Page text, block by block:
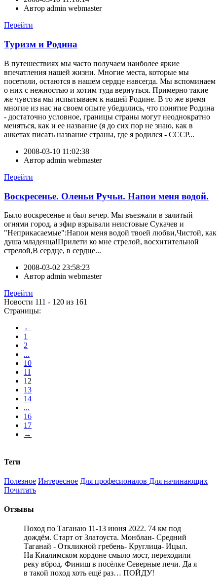
Автор admin webmaster
Перейти
Туризм и Родина
В путешествиях мы часто получаем наиболее яркие
впечатления нашей жизни. Многие места, которые мы
посетили, остаются в нашем сердце навсегда. Мы вспоминаем
о них с нежностью и хотим туда вернуться. Примерно такие
же чувства мы испытываем к нашей Родине. В то же время
многие из нас на своем опыте убедились, что понятие Родина
- достаточно условное, границы страны могут неоднократно
меняться, как и ее название (я до сих пор не знаю, как в
анкетах писать название страны, где я родился - СССР...
2008-03-10 11:02:38
Автор admin webmaster
Перейти
Воскресенье. Оленьи Ручьи. Напои меня водой.
Было воскресенье и был вечер. Мы въезжали в залитый
огнями город, а эфир взрывали неистовые Сукачев и
"Неприкасаемые":Напои меня водой твоей любви,Чистой, как
душа младенца!Прилети ко мне стрелой, восхитительной
стрелой,В сердце, в сердце...
2008-03-02 23:58:23
Автор admin webmaster
Перейти
Новости 111 - 120 из 161
Страницы:
←
1
2
...
10
11
12
13
14
...
16
17
→
Теги
Полезное Интересное Для професионалов Для начинающих
Почитать
Отзывы
Поход по Таганаю 11-13 июня 2022. 74 км под
дождём. Старт от Златоуста. Монблан- Средний
Таганай - Откликной гребень- Круглица- Ицыл.
На Киалимском кордоне смыло мост, переходили
реку вброд. Финиш в посёлке Северные печи. Да я
в такой поход хоть ещё раз… ПОЙДУ!